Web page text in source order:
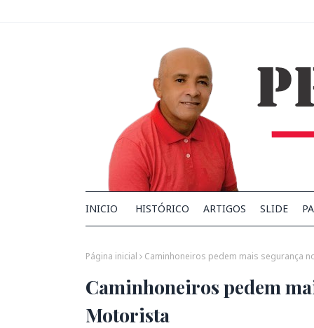
INICIO HISTÓRICO ARTIGOS SLIDE
Página inicial Caminhoneiros pedem mais segurança
Caminhoneiros pedem
Motorista